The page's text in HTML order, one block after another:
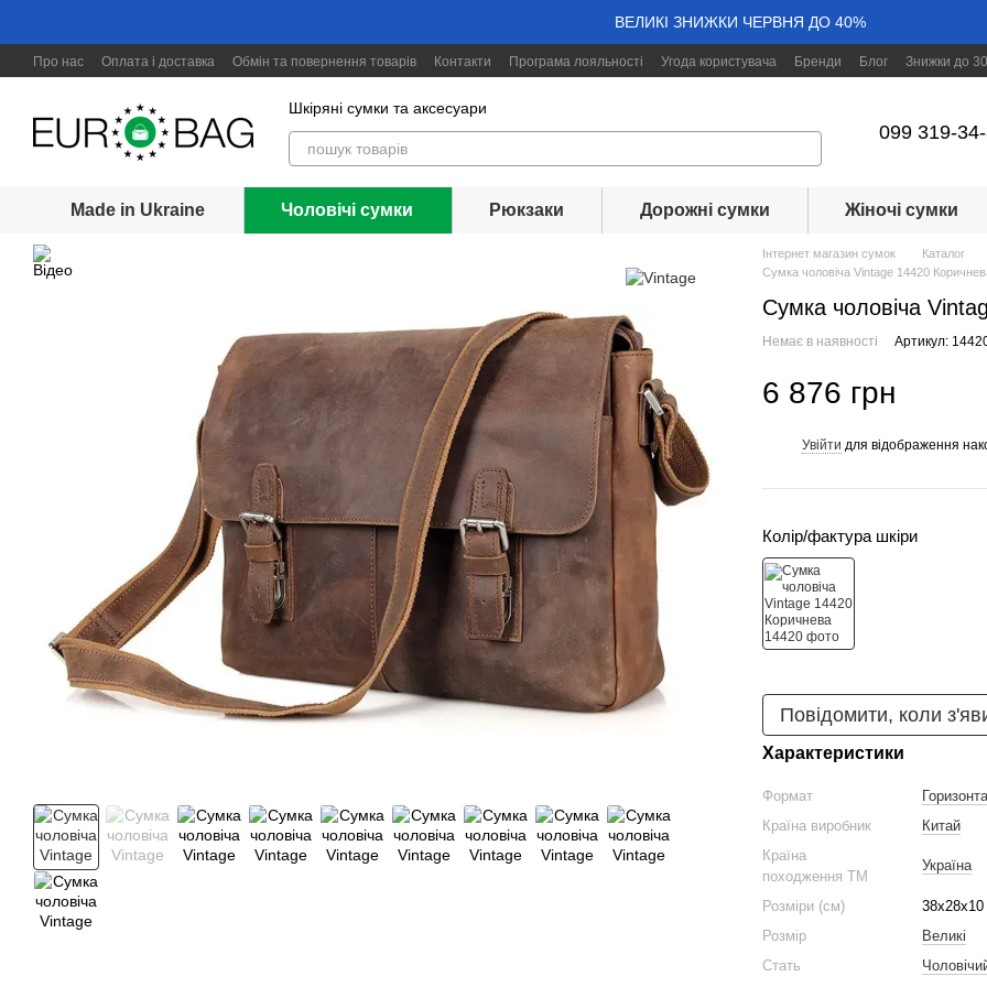
ВЕЛИКІ ЗНИЖКИ ЧЕРВНЯ ДО 40%
Про нас Оплата і доставка Обмін та повернення товарів Контакти Програма лояльності Угода користувача Бренди Блог Знижки до
Шкіряні сумки та аксесуари
099 319-
Made in Ukraine Чоловічі сумки Рюкзаки Дорожні сумки Жіночі сумки
Інтернет магазин сумок Каталог
Сумка чоловіча Vintage 14420
Сумка чоловіча
Немає в наявності Артикул:
6 876 грн
Увійти для відображення
Колір/фактура шкіри
Повідомити, коли
Характеристики
Формат
Країна виробник
Китай
Країна
походження ТМ
Україна
Розміри (см)
38х28х10
Розмір
Великі
Стать